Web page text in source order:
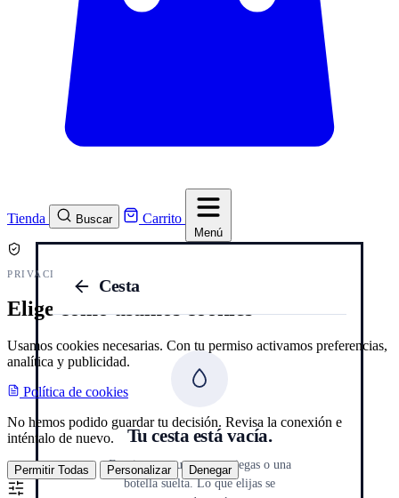
Tienda Buscar Carrito
Menú
Cesta
Tu cesta está vacía.
Empieza por una cata a ciegas o una
botella suelta. Lo que elijas se
PRIVACIDAD Y COOKIES
Elige cómo usamos cookies
Usamos cookies necesarias. Con tu permiso activamos preferencias,
analítica y publicidad.
Política de cookies
No hemos podido guardar tu decisión. Revisa la conexión e
inténtalo de nuevo.
Permitir Todas Personalizar Denegar